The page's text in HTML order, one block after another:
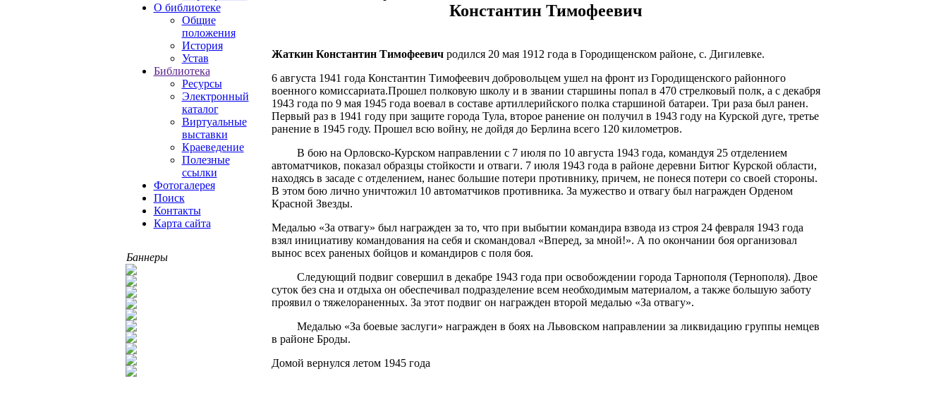
О библиотеке
Общие
положения
История
Устав
Библиотека
Ресурсы
Электронный
каталог
Виртуальные
выставки
Краеведение
Полезные
ссылки
Фотогалерея
Поиск
Контакты
Карта сайта
Баннеры
Константин Тимофеевич
Жаткин Константин Тимофеевичродился 20 мая 1912 года в Городищенском районе, с. Дигилевке.
6 августа 1941 года Константин Тимофеевич добровольцем ушел на фронт из Городищенского районного
военного комиссариата.Прошел полковую школу и в звании старшины попал в 470 стрелковый полк, а с декабря
1943 года по 9 мая 1945 года воевал в составе артиллерийского полка старшиной батареи. Три раза был ранен.
Первый раз в 1941 году при защите города Тула, второе ранение он получил в 1943 году на Курской дуге, третье
ранение в 1945 году. Прошел всю войну, не дойдя до Берлина всего 120 километров.
В бою на Орловско-Курском направлении с 7 июля по 10 августа 1943 года, командуя 25 отделением
автоматчиков, показал образцы стойкости и отваги. 7 июля 1943 года в районе деревни Битюг Курской области,
находясь в засаде с отделением, нанес большие потери противнику, причем, не понеся потери со своей стороны.
В этом бою лично уничтожил 10 автоматчиков противника. За мужество и отвагу был награжден Орденом
Красной Звезды.
Медалью «За отвагу» был награжден за то, что при выбытии командира взвода из строя 24 февраля 1943 года
взял инициативу командования на себя и скомандовал «Вперед, за мной!». А по окончании боя организовал
вынос всех раненых бойцов и командиров с поля боя.
Следующий подвиг совершил в декабре 1943 года при освобождении города Тарнополя (Тернополя). Двое
суток без сна и отдыха он обеспечивал подразделение всем необходимым материалом, а также большую заботу
проявил о тяжелораненных. За этот подвиг он награжден второй медалью «За отвагу».
Медалью «За боевые заслуги» награжден в боях на Львовском направлении за ликвидацию группы немцев
в районе Броды.
Домой вернулся летом 1945 года